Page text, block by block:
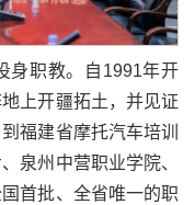
身职教。自1991年开
上开疆拓土，并见证
福建省摩托汽车培训
泉州中营职业学院、
首批、全省唯一的职